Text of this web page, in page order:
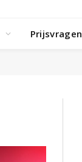
Prijsvragen